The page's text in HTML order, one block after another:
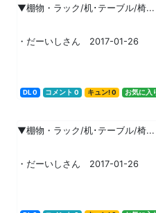
▼棚物・ラック/机･テーブル/椅...
・だーいしさん 2017-01-26
DL 0 コメント 0 キュン! 0 お気に入
▼棚物・ラック/机･テーブル/椅...
・だーいしさん 2017-01-26